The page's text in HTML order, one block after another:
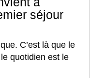
séjour
C’est là que le
quotidien est le